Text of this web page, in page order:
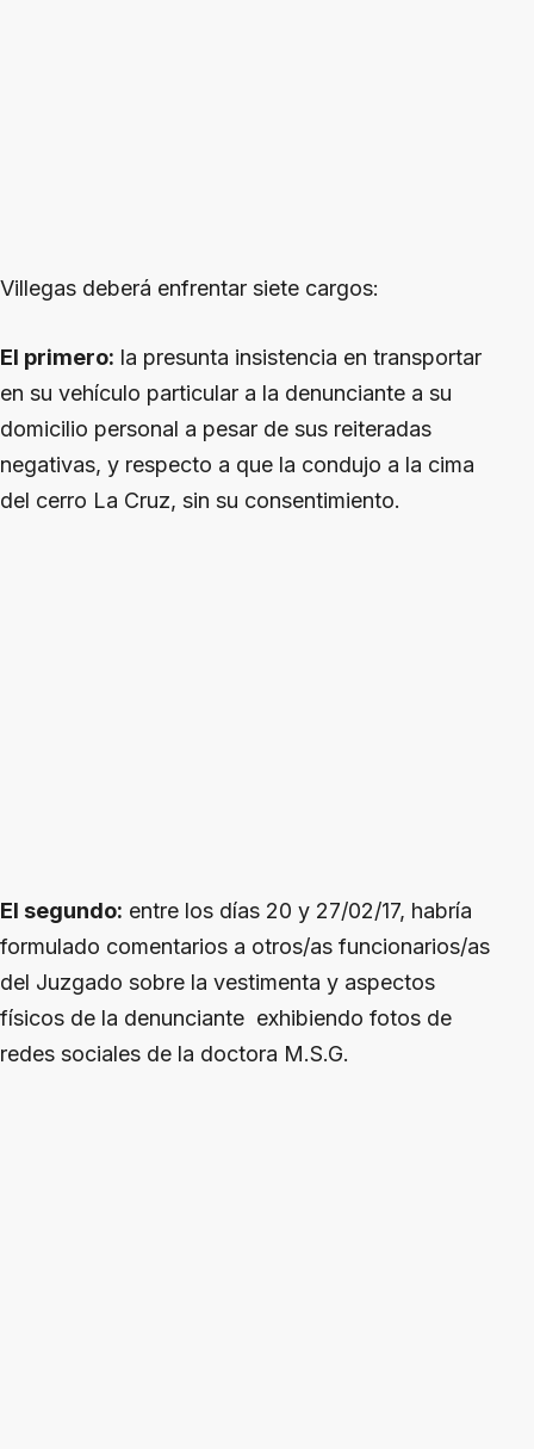
Villegas deberá enfrentar siete cargos:
El primero: la presunta insistencia en transportar
en su vehículo particular a la denunciante a su
domicilio personal a pesar de sus reiteradas
negativas, y respecto a que la condujo a la cima
del cerro La Cruz, sin su consentimiento.
El segundo: entre los días 20 y 27/02/17, habría
formulado comentarios a otros/as funcionarios/as
del Juzgado sobre la vestimenta y aspectos
físicos de la denunciante exhibiendo fotos de
redes sociales de la doctora M.S.G.